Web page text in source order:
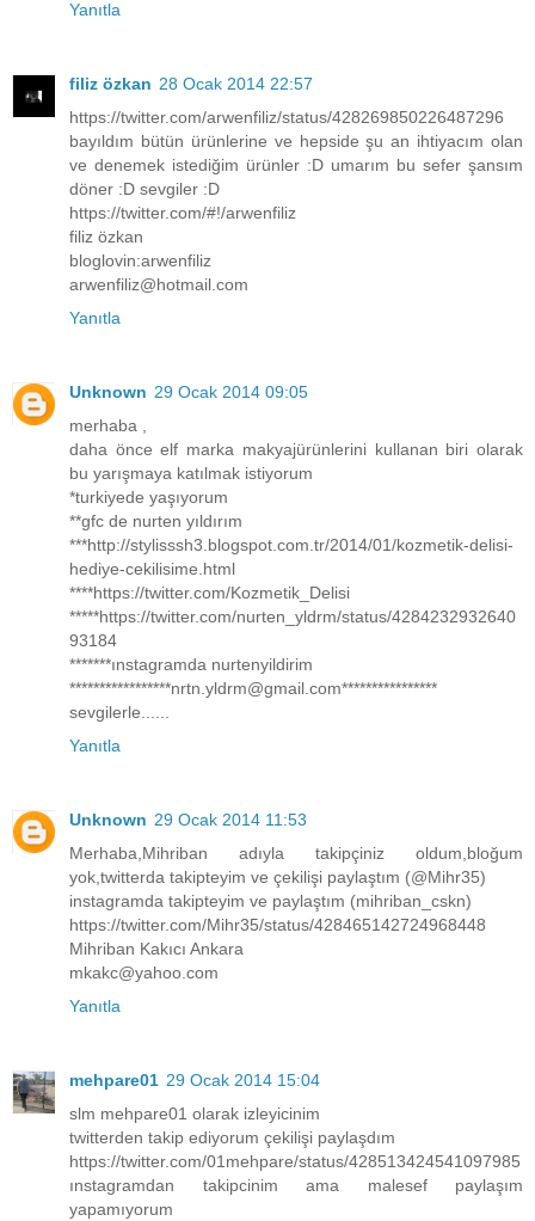
Yanıtla
filiz özkan 28 Ocak 2014 22:57
https://twitter.com/arwenfiliz/status/428269850226487296
bayıldım bütün ürünlerine ve hepside şu an ihtiyacım olan
ve denemek istediğim ürünler :D umarım bu sefer şansım
döner :D sevgiler :D
https://twitter.com/#!/arwenfiliz
filiz özkan
bloglovin:arwenfiliz
arwenfiliz@hotmail.com
Yanıtla
Unknown 29 Ocak 2014 09:05
merhaba ,
daha önce elf marka makyajürünlerini kullanan biri olarak
bu yarışmaya katılmak istiyorum
*turkiyede yaşıyorum
**gfc de nurten yıldırım
***http://stylisssh3.blogspot.com.tr/2014/01/kozmetik-delisi-
hediye-cekilisime.html
****https://twitter.com/Kozmetik_Delisi
*****https://twitter.com/nurten_yldrm/status/4284232932640
93184
*******ınstagramda nurtenyildirim
*****************nrtn.yldrm@gmail.com****************
sevgilerle......
Yanıtla
Unknown 29 Ocak 2014 11:53
Merhaba,Mihriban adıyla takipçiniz oldum,bloğum
yok,twitterda takipteyim ve çekilişi paylaştım (@Mihr35)
instagramda takipteyim ve paylaştım (mihriban_cskn)
https://twitter.com/Mihr35/status/428465142724968448
Mihriban Kakıcı Ankara
mkakc@yahoo.com
Yanıtla
mehpare01 29 Ocak 2014 15:04
slm mehpare01 olarak izleyicinim
twitterden takip ediyorum çekilişi paylaşdım
https://twitter.com/01mehpare/status/428513424541097985
ınstagramdan takipcinim ama malesef paylaşım
yapamıyorum